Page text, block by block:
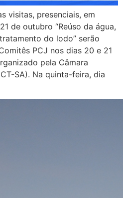
visitas, presenciais, em
de outubro “Reúso da água,
do lodo” serão
PCJ nos dias 20 e 21
pela Câmara
SA). Na quinta-feira, dia